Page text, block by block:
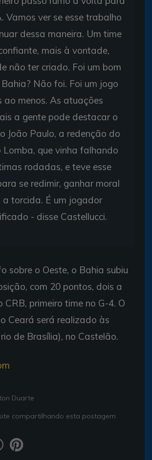
Vamos ver se esse trabalho
dessa maneira. Um time
mais à vontade,
não ter criado. Foi um bom
Não foi. Foi um jogo
ao menos. As atuações
a gente pode destacar o
João Paulo, a redenção do
Lomba, que vinha falhando
rodadas, e teve esse
se redimir, ganhar moral
a torcida. É um jogador
- disse Castellucci.
sobre o Oeste, o Bahia subiu
com 20 pontos, dois a
CRB, primeiro time no G-4. O
Ceará será realizado às
de Brasília), no Castelão.
Duarte
compartilhando esta postagem